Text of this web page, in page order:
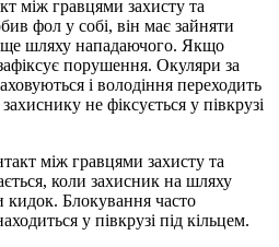
між гравцями захисту та
фол у собі, він має зайняти
шляху нападаючого. Якщо
порушення. Окуляри за
і володіння переходить
не фіксується у півкрузі
між гравцями захисту та
коли захисник на шляху
кидок. Блокування часто
у півкрузі під кільцем.